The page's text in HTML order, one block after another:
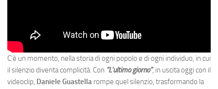
C’è un momento, nella storia di ogni popolo e di ogni individuo, in cui
il silenzio diventa complicità. Con “L’ultimo giorno”, in uscita oggi con il
videoclip, Daniele Guastella rompe quel silenzio, trasformando la